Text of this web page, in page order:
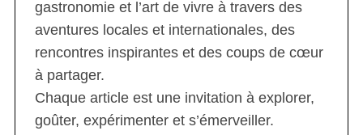
gastronomie et l’art de vivre à travers des
aventures locales et internationales, des
rencontres inspirantes et des coups de cœur
à partager.
Chaque article est une invitation à explorer,
goûter, expérimenter et s’émerveiller.